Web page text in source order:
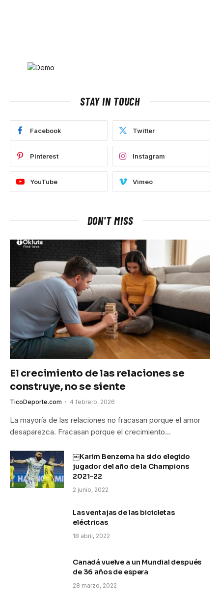
STAY IN TOUCH
Facebook Twitter
Pinterest Instagram
YouTube Vimeo
DON'T MISS
El crecimiento de las relaciones se
construye, no se siente
TicoDeporte.com 4 febrero, 2026
La mayoría de las relaciones no fracasan porque el amor
desaparezca. Fracasan porque el crecimiento…
￼Karim Benzema ha sido elegido
jugador del año de la Champions
2021-22
2 junio, 2022
Las ventajas de las bicicletas
eléctricas
18 abril, 2022
Canadá vuelve a un Mundial después
de 36 años de espera
28 marzo, 2022